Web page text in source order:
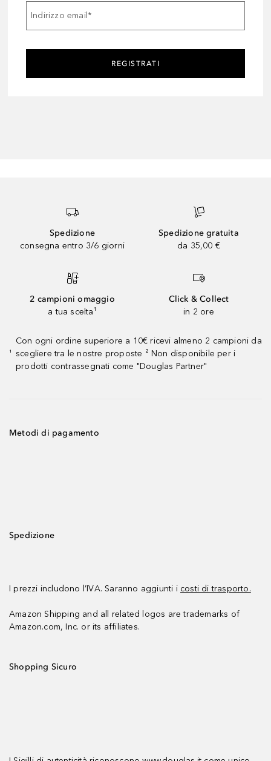
Indirizzo email*
REGISTRATI
Spedizione
consegna entro 3/6 giorni
Spedizione gratuita
da 35,00 €
2 campioni omaggio
a tua scelta¹
Click & Collect
in 2 ore
¹
Con ogni ordine superiore a 10€ ricevi almeno 2 campioni da
scegliere tra le nostre proposte ² Non disponibile per i
prodotti contrassegnati come "Douglas Partner"
Metodi di pagamento
Spedizione
I prezzi includono l’IVA. Saranno aggiunti i costi di trasporto.
Amazon Shipping and all related logos are trademarks of
Amazon.com, Inc. or its affiliates.
Shopping Sicuro